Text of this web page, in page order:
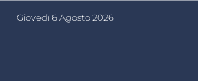
Giovedì 6 Agosto 2026